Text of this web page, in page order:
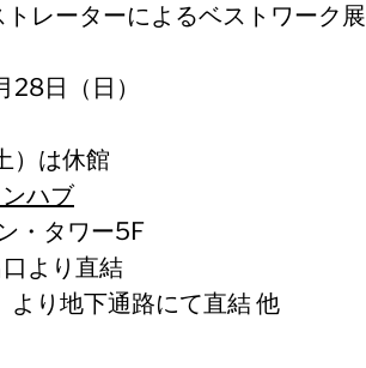
レーターによるベストワーク展
日（日）
は休館
ハブ
・タワー5F
より直結
より地下通路にて直結 他